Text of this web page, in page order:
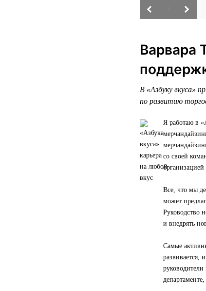
Варвара
В «Азбуку вкуса»
по развитию
Я работаю в
со своей
организацией
Все, что мы
может
Руководство
и внедрять
Самые
развивается,